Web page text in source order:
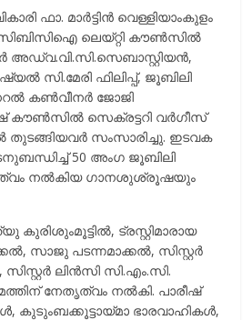
ഫാ. മാര്‍ട്ടിന്‍ വെള്ളിയാംകുളം
ലെയ്റ്റി കൗണ്‍സില്‍
അഡ്വ.വി.സി.സെബാസ്റ്റിയന്‍,
സി.മേരി ഫിലിപ്പ്, ജൂബിലി
കണ്‍വീനര്‍ ജോജി
കൗണ്‍സില്‍ സെക്രട്ടറി വര്‍ഗീസ്
സംസാരിച്ചു. ഇടവക
50 അംഗ ജൂബിലി
നല്‍കിയ ഗാനശുശ്രൂഷയും
കുരിശുംമൂട്ടില്‍, ട്രസ്റ്റിമാരായ
സാജു പടന്നമാക്കല്‍, സിസ്റ്റര്‍
ലിന്‍സി സി.എം.സി.
നേതൃത്വം നല്‍കി. പാരീഷ്
ഭാരവാഹികള്‍,